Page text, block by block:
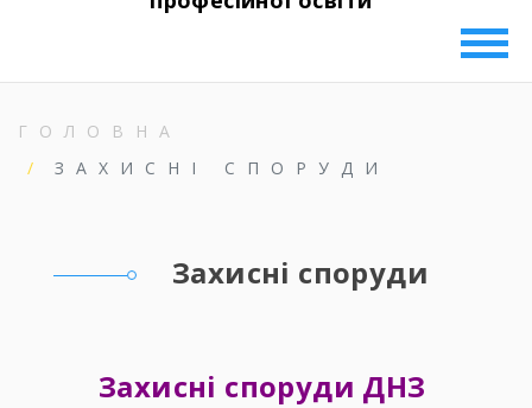
ГОЛОВНА
ЗАХИСНІ СПОРУДИ
Захисні споруди
Захисні споруди ДНЗ